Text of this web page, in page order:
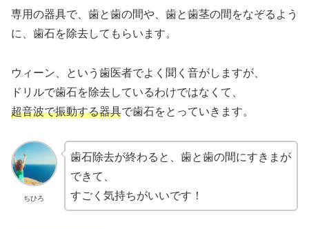
専用の器具で、歯と歯の間や、歯と歯茎の間をなぞるよう
に、歯石を除去してもらいます。
ウィーン、という歯医者でよく聞く音がしますが、
ドリルで歯石を除去しているわけではなくて、
超音波で振動する器具で歯石をとっていきます。
ちひろ
歯石除去が終わると、歯と歯の間にすきまが
できて、
すごく気持ちがいいです！